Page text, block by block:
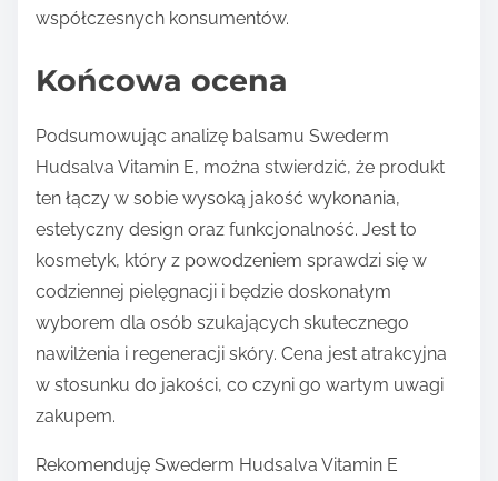
współczesnych konsumentów.
Końcowa ocena
Podsumowując analizę balsamu Swederm
Hudsalva Vitamin E, można stwierdzić, że produkt
ten łączy w sobie wysoką jakość wykonania,
estetyczny design oraz funkcjonalność. Jest to
kosmetyk, który z powodzeniem sprawdzi się w
codziennej pielęgnacji i będzie doskonałym
wyborem dla osób szukających skutecznego
nawilżenia i regeneracji skóry. Cena jest atrakcyjna
w stosunku do jakości, co czyni go wartym uwagi
zakupem.
Rekomenduję Swederm Hudsalva Vitamin E